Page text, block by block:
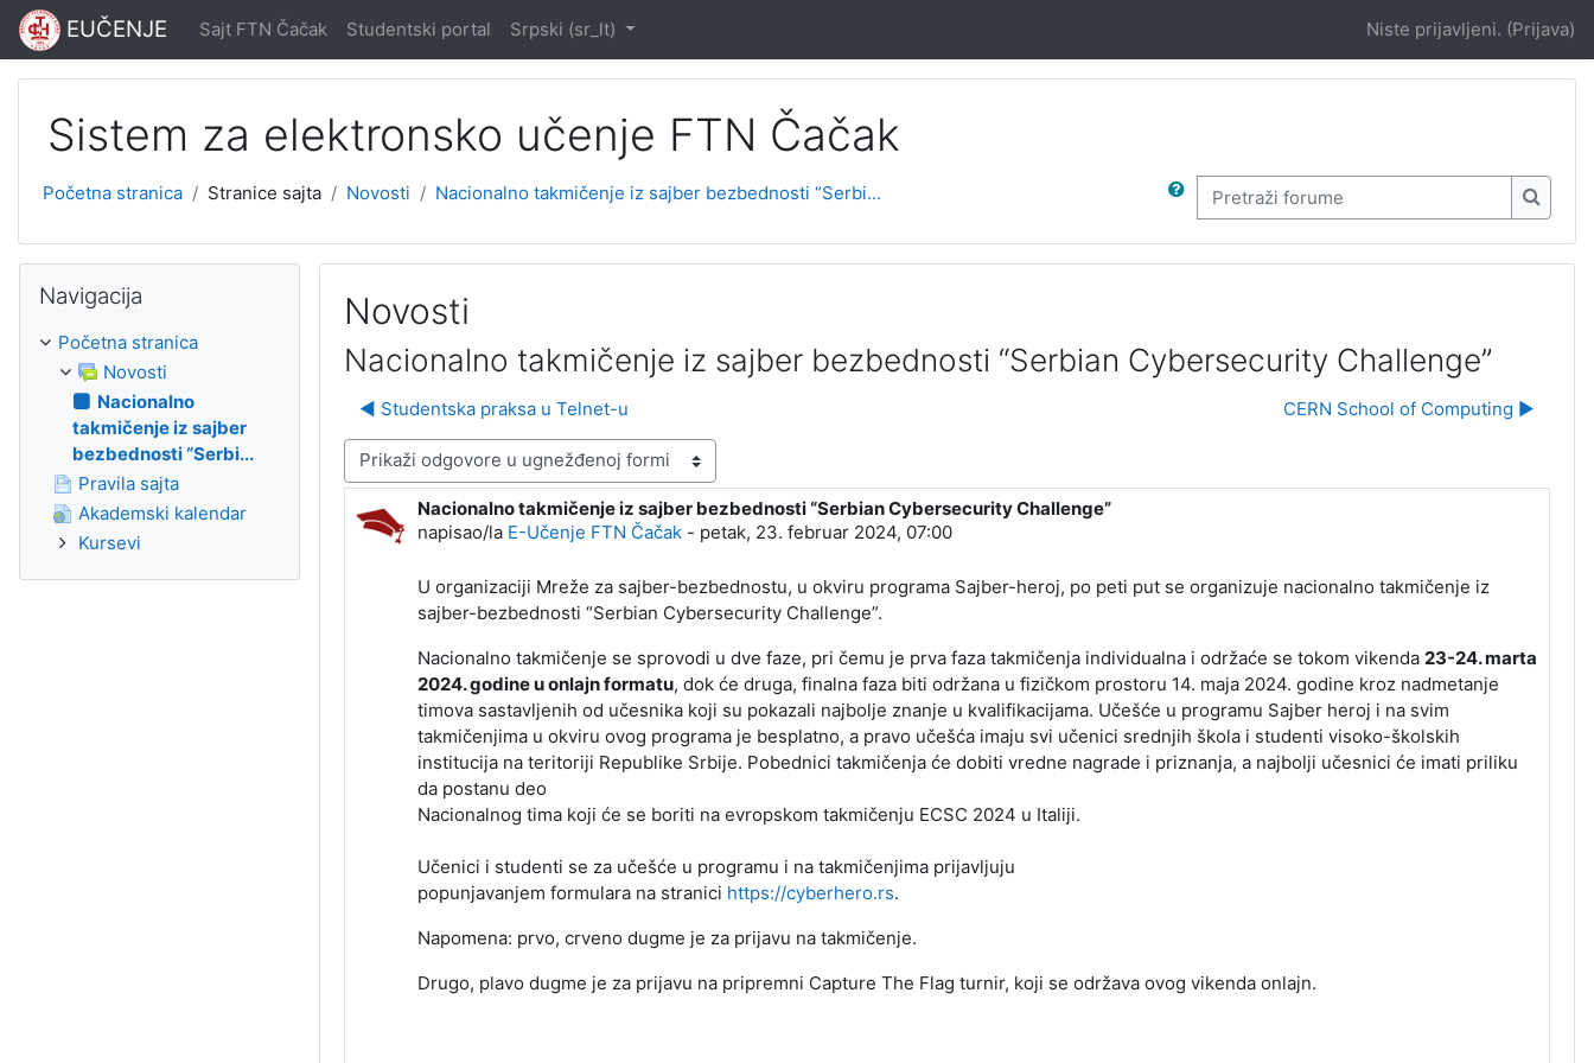
Idi na glavni sadržaj
EUČENJE Sajt FTN Čačak Studentski portal Srpski ‎(sr_lt)‎ Niste prijavljeni. (Prijava)
Sistem za elektronsko učenje FTN Čačak
Početna stranica Stranice sajta Novosti Nacionalno takmičenje iz sajber bezbednosti “Serbi...
Pretraži forume
Novosti
Nacionalno takmičenje iz sajber bezbednosti “Serbian Cybersecurity Challenge”
◀︎ Studentska praksa u Telnet-u CERN School of Computing ▶︎
Način prikazivanja
Nacionalno takmičenje iz sajber bezbednosti “Serbian Cybersecurity Challenge”
napisao/la E-Učenje FTN Čačak- petak, 23. februar 2024, 07:00
Broj odgovora: 0
U organizaciji Mreže za sajber-bezbednostu, u okviru programa Sajber-heroj, po peti put se organizuje nacionalno takmičenje iz
sajber-bezbednosti “Serbian Cybersecurity Challenge”.
Nacionalno takmičenje se sprovodi u dve faze, pri čemu je prva faza takmičenja individualna i održaće se tokom vikenda 23-24. marta
2024. godine u onlajn formatu, dok će druga, finalna faza biti održana u fizičkom prostoru 14. maja 2024. godine kroz nadmetanje
timova sastavljenih od učesnika koji su pokazali najbolje znanje u kvalifikacijama. Učešće u programu Sajber heroj i na svim
takmičenjima u okviru ovog programa je besplatno, a pravo učešća imaju svi učenici srednjih škola i studenti visoko-školskih
institucija na teritoriji Republike Srbije. Pobednici takmičenja će dobiti vredne nagrade i priznanja, a najbolji učesnici će imati priliku
da postanu deo
Nacionalnog tima koji će se boriti na evropskom takmičenju ECSC 2024 u Italiji.
Učenici i studenti se za učešće u programu i na takmičenjima prijavljuju
popunjavanjem formulara na stranici https://cyberhero.rs.
Napomena: prvo, crveno dugme je za prijavu na takmičenje.
Drugo, plavo dugme je za prijavu na pripremni Capture The Flag turnir, koji se održava ovog vikenda onlajn.
Navigacija
Početna stranica
Novosti
Nacionalno
takmičenje iz sajber
bezbednosti “Serbi...
Pravila sajta
Akademski kalendar
Kursevi